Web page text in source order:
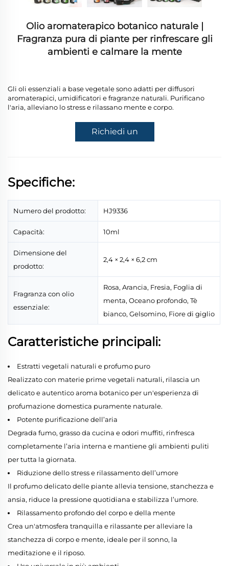
Olio aromaterapico botanico naturale |
Fragranza pura di piante per rinfrescare gli
ambienti e calmare la mente
Gli oli essenziali a base vegetale sono adatti per diffusori
aromaterapici, umidificatori e fragranze naturali. Purificano
l'aria, alleviano lo stress e rilassano mente e corpo.
Richiedi un
Specifiche:
Numero del prodotto: HJ9336
Capacità: 10ml
Dimensione del
prodotto:
2,4 × 2,4 × 6,2 cm
Fragranza con olio
essenziale:
Rosa, Arancia, Fresia, Foglia di
menta, Oceano profondo, Tè
bianco, Gelsomino, Fiore di giglio
Caratteristiche principali:
Estratti vegetali naturali e profumo puro
Realizzato con materie prime vegetali naturali, rilascia un
delicato e autentico aroma botanico per un'esperienza di
profumazione domestica puramente naturale.
Potente purificazione dell’aria
Degrada fumo, grasso da cucina e odori muffiti, rinfresca
completamente l’aria interna e mantiene gli ambienti puliti
per tutta la giornata.
Riduzione dello stress e rilassamento dell’umore
Il profumo delicato delle piante allevia tensione, stanchezza e
ansia, riduce la pressione quotidiana e stabilizza l’umore.
Rilassamento profondo del corpo e della mente
Crea un'atmosfera tranquilla e rilassante per alleviare la
stanchezza di corpo e mente, ideale per il sonno, la
meditazione e il riposo.